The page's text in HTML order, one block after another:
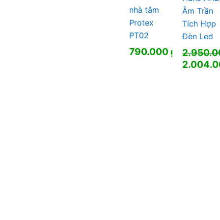
nhà tắm
Protex
PT02
790.000₫
Âm Trần
Tích Hợp
Đèn Led
Giá